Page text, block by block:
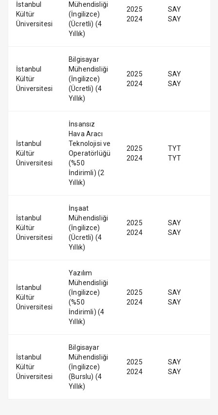
İstanbul
Kültür
Üniversitesi
Mühendisliği
(İngilizce)
(Ücretli) (4
Yıllık)
2025
2024
SAY
SAY
İstanbul
Kültür
Üniversitesi
Bilgisayar
Mühendisliği
(İngilizce)
(Ücretli) (4
Yıllık)
2025
2024
SAY
SAY
İstanbul
Kültür
Üniversitesi
İnsansız
Hava Aracı
Teknolojisi ve
Operatörlüğü
(%50
İndirimli) (2
Yıllık)
2025
2024
TYT
TYT
İstanbul
Kültür
Üniversitesi
İnşaat
Mühendisliği
(İngilizce)
(Ücretli) (4
Yıllık)
2025
2024
SAY
SAY
İstanbul
Kültür
Üniversitesi
Yazılım
Mühendisliği
(İngilizce)
(%50
İndirimli) (4
Yıllık)
2025
2024
SAY
SAY
İstanbul
Kültür
Üniversitesi
Bilgisayar
Mühendisliği
(İngilizce)
(Burslu) (4
Yıllık)
2025
2024
SAY
SAY